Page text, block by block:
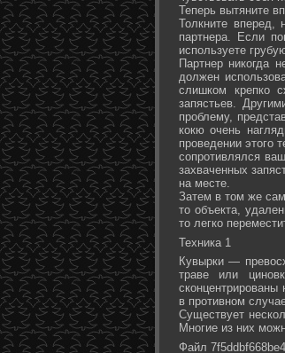
Теперь вытяните
Толкните
партнера. Если
используете
Партнер никогда
должен
слишком крепко
запястьев.
проблему,
кокю очень
проведении этого
сопротивлялся
захваченных
на месте.
Затем в том же
то объекта,
то легко
Техника 1
Кувырки —
траве или
сконцентрированы
в противном
Существует
Многие из них
Файл